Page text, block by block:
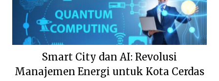
Smart City dan AI: Revolusi
Manajemen Energi untuk Kota Cerdas